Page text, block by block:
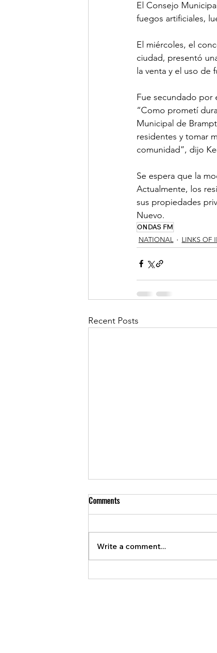
El Consejo
fuegos artificiales,
El miércoles, el
ciudad, presentó
la venta y el uso de
Fue secundado por
“Como prometí
Municipal de
residentes y tomar
comunidad”, dijo
Se espera que la
Actualmente, los
sus propiedades
Nuevo.
ONDAS FM
NATIONAL
LINKS OF
Recent Posts
Meet Daniel and Lucia from
Comments
Write a comment...